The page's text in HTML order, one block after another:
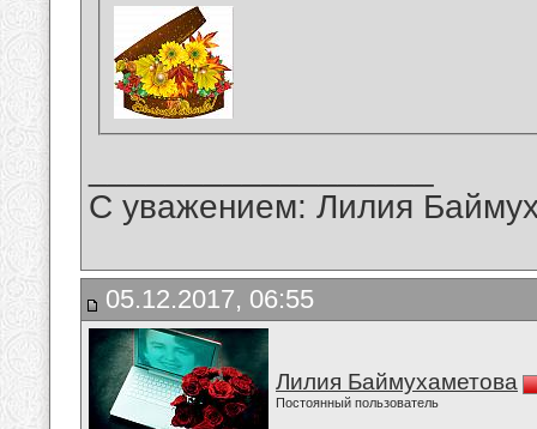
С уважением: Лилия
05.12.2017, 06:55
Лилия Баймухаметова
Постоянный пользователь